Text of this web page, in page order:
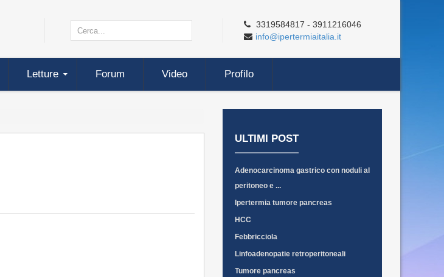
3319584817 - 3911216046
info@ipertermiaitalia.it
Letture Forum Video Profilo
ULTIMI POST
Adenocarcinoma gastrico con noduli al
peritoneo e ...
Ipertermia tumore pancreas
HCC
Febbricciola
Linfoadenopatie retroperitoneali
Tumore pancreas